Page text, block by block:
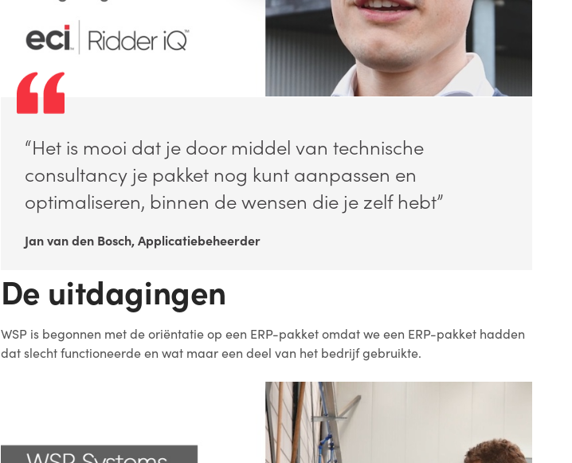
“Het is mooi dat je door middel van technische
consultancy je pakket nog kunt aanpassen en
optimaliseren, binnen de wensen die je zelf hebt”
Jan van den Bosch, Applicatiebeheerder
De uitdagingen
WSP is begonnen met de oriëntatie op een ERP-pakket omdat we een ERP-pakket hadden
dat slecht functioneerde en wat maar een deel van het bedrijf gebruikte.